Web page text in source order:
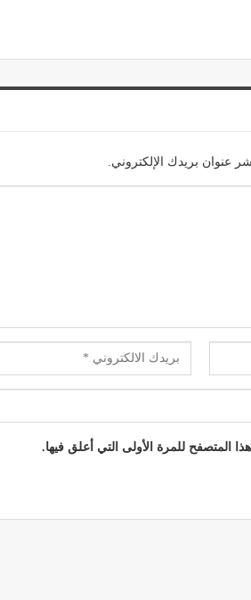
عنوان بريدك الإلكتروني.
المتصفح للمرة الأولى التي أعلق فيها.